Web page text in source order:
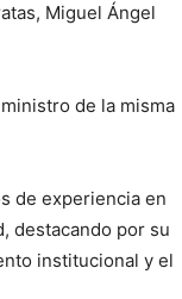
Miguel Ángel
de la misma
de experiencia en
destacando por su
institucional y el